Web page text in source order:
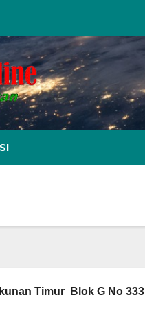
Timur Blok G No 333